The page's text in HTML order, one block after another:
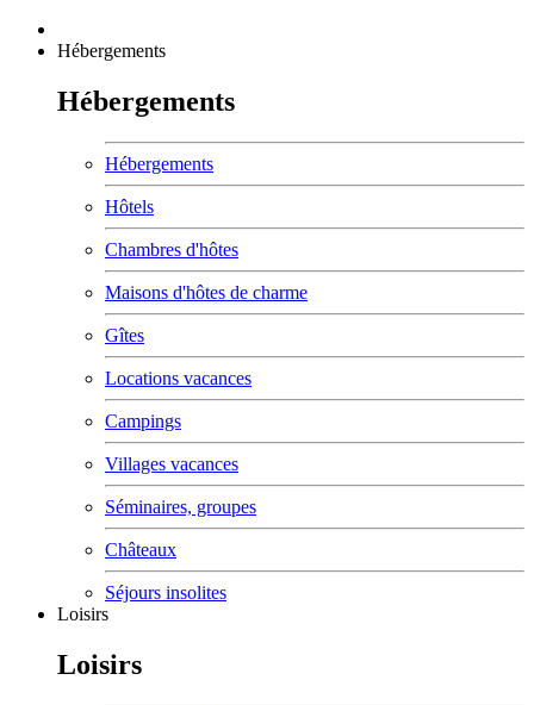
Hébergements
Hébergements
Hébergements
Hôtels
Chambres d'hôtes
Maisons d'hôtes de charme
Gîtes
Locations vacances
Campings
Villages vacances
Séminaires, groupes
Châteaux
Séjours insolites
Loisirs
Loisirs